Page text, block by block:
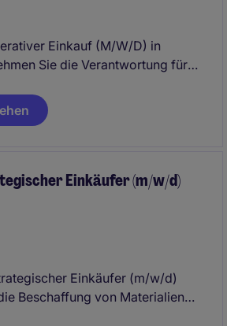
Einkauf (M/W/D) in
Sie die Verantwortung für
sorgen dafür, dass alle
ablaufen und unterstützen
Einkäufer (m/w/d)
Einkäufer (m/w/d)
Beschaffung von Materialien